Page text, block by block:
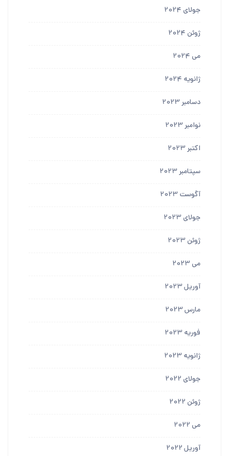
جولای 2024
ژوئن 2024
می 2024
ژانویه 2024
دسامبر 2023
نوامبر 2023
اکتبر 2023
سپتامبر 2023
آگوست 2023
جولای 2023
ژوئن 2023
می 2023
آوریل 2023
مارس 2023
فوریه 2023
ژانویه 2023
جولای 2022
ژوئن 2022
می 2022
آوریل 2022